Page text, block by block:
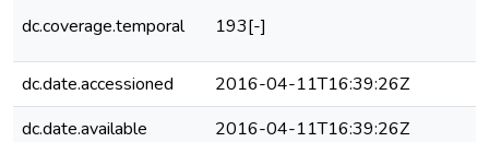
dc.coverage.temporal 193[-]
dc.date.accessioned
2016-04-11T16:39:26Z
dc.date.available
2016-04-11T16:39:26Z